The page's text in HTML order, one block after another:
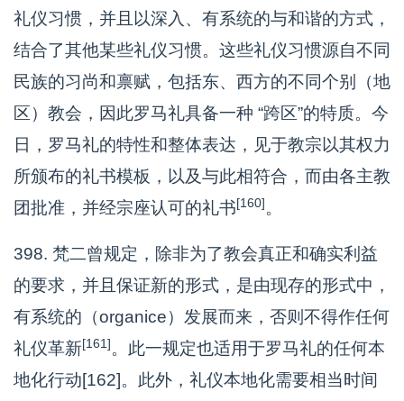
礼仪习惯，并且以深入、有系统的与和谐的方式，
结合了其他某些礼仪习惯。这些礼仪习惯源自不同
民族的习尚和禀赋，包括东、西方的不同个别（地
区）教会，因此罗马礼具备一种 “跨区”的特质。今
日，罗马礼的特性和整体表达，见于教宗以其权力
所颁布的礼书模板，以及与此相符合，而由各主教
团批准，并经宗座认可的礼书[160]。
398. 梵二曾规定，除非为了教会真正和确实利益
的要求，并且保证新的形式，是由现存的形式中，
有系统的（organice）发展而来，否则不得作任何
礼仪革新[161]。此一规定也适用于罗马礼的任何本
地化行动[162]。此外，礼仪本地化需要相当时间